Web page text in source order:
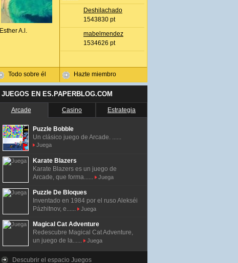
Esther A.l.
Todo sobre él
Deshilachado
1543830 pt
mabelmendez
1534626 pt
Hazte miembro
JUEGOS EN ES.PAPERBLOG.COM
Arcade Casino Estrategia
Puzzle Bobble
Un clásico juego de Arcade. ......
Juega
Karate Blazers
Karate Blazers es un juego de
Arcade, que forma......
Juega
Puzzle De Bloques
Inventado en 1984 por el ruso Alekséi
Pázhitnov, e......
Juega
Magical Cat Adventure
Redescubre Magical Cat Adventure,
un juego de la......
Juega
Descubrir el espacio Juegos